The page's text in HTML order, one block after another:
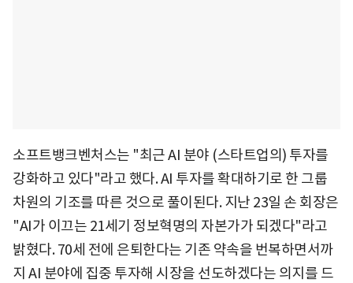
소프트뱅크벤처스는 "최근 AI 분야 (스타트업의) 투자를
강화하고 있다"라고 했다. AI 투자를 확대하기로 한 그룹
차원의 기조를 따른 것으로 풀이된다. 지난 23일 손 회장은
"AI가 이끄는 21세기 정보혁명의 자본가가 되겠다"라고
밝혔다. 70세 전에 은퇴한다는 기존 약속을 번복하면서까
지 AI 분야에 집중 투자해 시장을 선도하겠다는 의지를 드